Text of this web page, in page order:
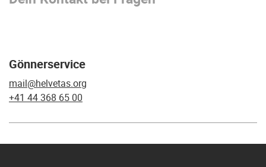
Gönnerservice
mail@helvetas.org
+41 44 368 65 00